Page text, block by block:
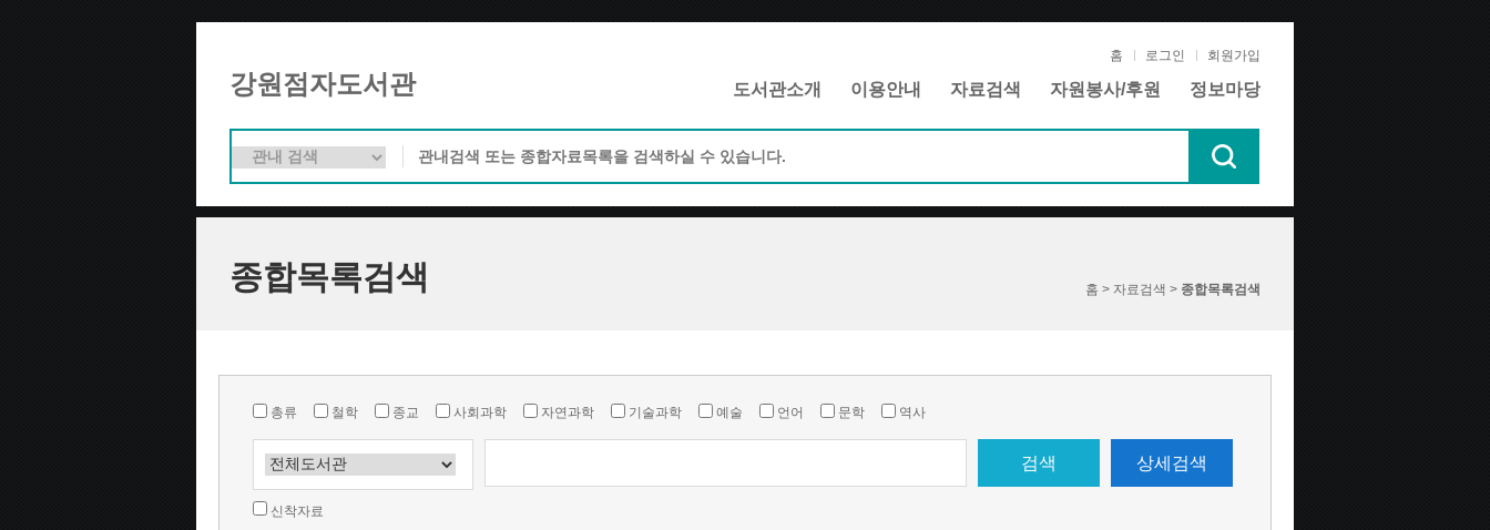
강원점자도서관
홈 로그인 회원가입
도서관소개 이용안내 자료검색 자원봉사/후원 정보마당
종합목록검색 홈 > 자료검색 > 종합목록검색
총류 철학 종교 사회과학 자연과학 기술과학 예술 언어 문학 역사
검색 상세검색
신착자료